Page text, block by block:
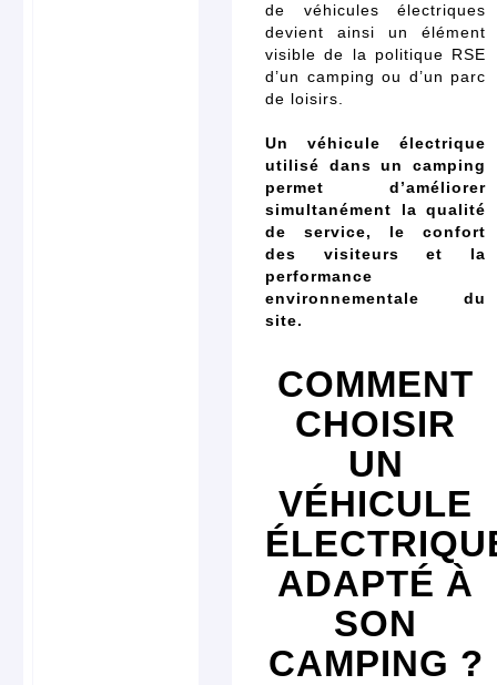
de véhicules électriques
devient ainsi un élément
visible de la politique RSE
d’un camping ou d’un parc
de loisirs.
Un véhicule électrique
utilisé dans un camping
permet d’améliorer
simultanément la qualité
de service, le confort
des visiteurs et la
performance
environnementale du
site.
COMMENT
CHOISIR
UN
VÉHICULE
ADAPTÉ À
SON
CAMPING ?